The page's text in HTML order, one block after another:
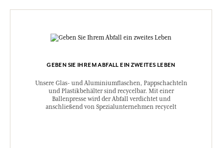
GEBEN SIE IHREM ABFALL EIN ZWEITES LEBEN
Unsere Glas- und Aluminiumflaschen, Pappschachteln
und Plastikbehälter sind recycelbar. Mit einer
Ballenpresse wird der Abfall verdichtet und
anschließend von Spezialunternehmen recycelt